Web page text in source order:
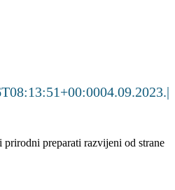
04.09.2023.|
preparati razvijeni od strane